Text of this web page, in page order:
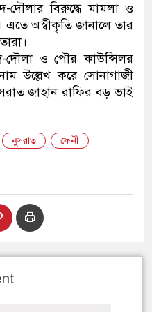
দৌলার বিরুদ্ধে মামলা ও
অস্বীকৃতি জানালে তার
দৌলা ও পৌর কাউন্সিলর
উল্লেখ করে সোনাগাজী
জাহান রাফির বড় ভাই
নুসরাত
ফেনী